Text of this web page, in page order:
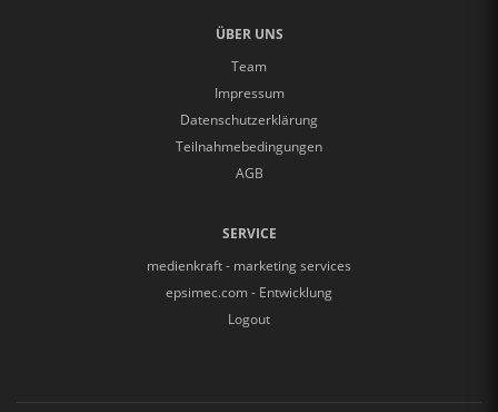
ÜBER UNS
Team
Impressum
Datenschutzerklärung
Teilnahmebedingungen
AGB
SERVICE
medienkraft - marketing services
epsimec.com - Entwicklung
Logout